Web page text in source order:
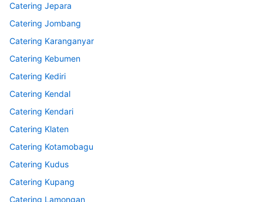
Catering Jepara
Catering Jombang
Catering Karanganyar
Catering Kebumen
Catering Kediri
Catering Kendal
Catering Kendari
Catering Klaten
Catering Kotamobagu
Catering Kudus
Catering Kupang
Catering Lamongan